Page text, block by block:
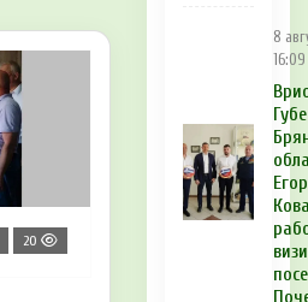
20
8
16:09
Егор